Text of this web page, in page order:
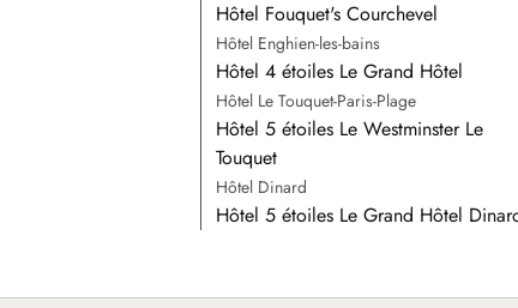
Hôtel Fouquet's Courchevel
Hôtel Enghien-les-bains
Hôtel 4 étoiles Le Grand Hôtel
Hôtel Le Touquet-Paris-Plage
Hôtel 5 étoiles Le Westminster Le
Touquet
Hôtel Dinard
Hôtel 5 étoiles Le Grand Hôtel